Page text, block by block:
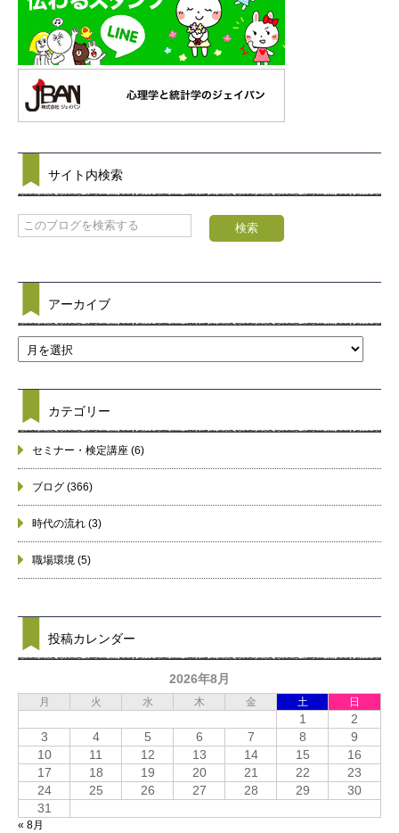
サイト内検索
アーカイブ
カテゴリー
セミナー・検定講座 (6)
ブログ (366)
時代の流れ (3)
職場環境 (5)
投稿カレンダー
2026年8月
月 火 水 木 金 土 日
1
2
3
4 5 6 7 8
9
10
11 12 13 14 15
16
17
18 19 20 21 22
23
24
25 26 27 28 29
30
31
« 8月